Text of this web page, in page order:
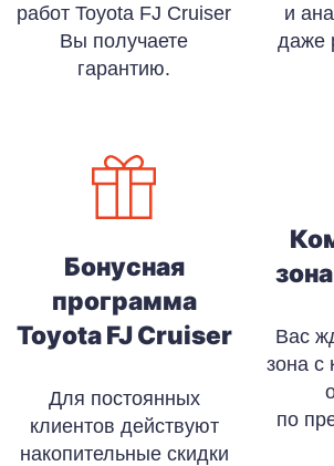
работ Toyota FJ Cruiser
Вы получаете
гарантию.
Бонусная
программа
Toyota FJ Cruiser
Для постоянных
клиентов действуют
накопительные скидки
и
даже
Вас
зона с
по